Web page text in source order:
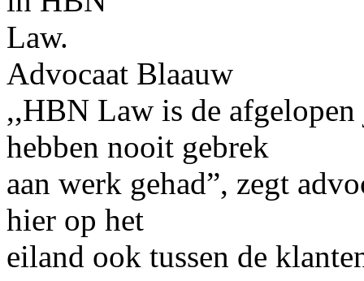
Law.
Advocaat Blaauw
,,HBN Law is de
hebben nooit gebrek
aan werk gehad”, zegt
hier op het
eiland ook tussen de